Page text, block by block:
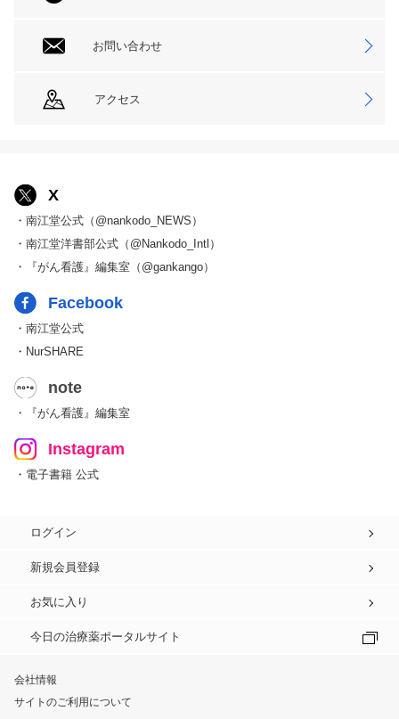
お問い合わせ
アクセス
X
・南江堂公式（@nankodo_NEWS）
・南江堂洋書部公式（@Nankodo_Intl）
・『がん看護』編集室（@gankango）
Facebook
・南江堂公式
・NurSHARE
note
・『がん看護』編集室
Instagram
・電子書籍 公式
ログイン
新規会員登録
お気に入り
今日の治療薬ポータルサイト
会社情報
サイトのご利用について